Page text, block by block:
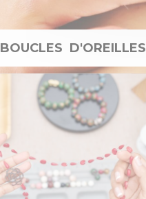
BOUCLES D'OREILLES